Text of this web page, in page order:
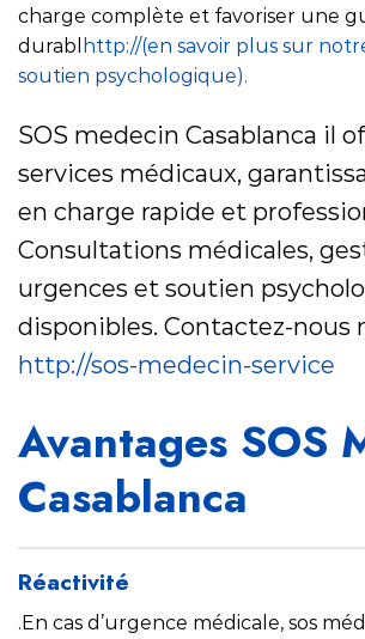
charge complète et favoriser une
durabl http://(en savoir plus sur
soutien psychologique).
SOS medecin Casablanca il
services médicaux,
en charge rapide et
Consultations médicales,
urgences et soutien
disponibles. Contactez-nous
http://sos-medecin-service
Avantages SOS
Casablanca
Réactivité
.En cas d’urgence médicale, sos